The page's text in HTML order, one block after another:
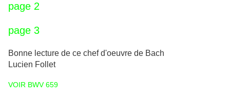
page 2
page 3
Bonne lecture de ce chef d'oeuvre de Bach
Lucien Follet
VOIR BWV 659